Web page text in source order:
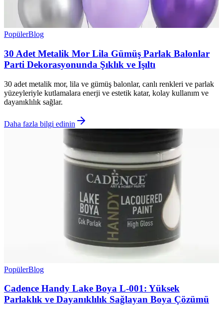
PopülerBlog
30 Adet Metalik Mor Lila Gümüş Parlak Balonlar
Parti Dekorasyonunda Şıklık ve Işıltı
30 adet metalik mor, lila ve gümüş balonlar, canlı renkleri ve parlak
yüzeyleriyle kutlamalara enerji ve estetik katar, kolay kullanım ve
dayanıklılık sağlar.
Daha fazla bilgi edinin
PopülerBlog
Cadence Handy Lake Boya L-001: Yüksek
Parlaklık ve Dayanıklılık Sağlayan Boya Çözümü